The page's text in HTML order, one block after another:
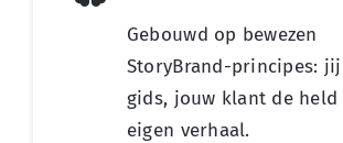
Gebouwd op bewezen
StoryBrand-principes:
gids, jouw klant de held
eigen verhaal.